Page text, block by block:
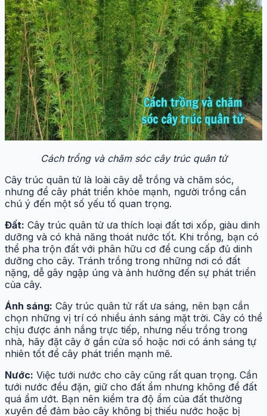
Cách trồng và chăm sóc cây trúc quân tử
Cây trúc quân tử là loài cây dễ trồng và chăm sóc,
nhưng để cây phát triển khỏe mạnh, người trồng cần
chú ý đến một số yếu tố quan trọng.
Đất: Cây trúc quân tử ưa thích loại đất tơi xốp, giàu dinh
dưỡng và có khả năng thoát nước tốt. Khi trồng, bạn có
thể pha trộn đất với phân hữu cơ để cung cấp đủ dinh
dưỡng cho cây. Tránh trồng trong những nơi có đất
nặng, dễ gây ngập úng và ảnh hưởng đến sự phát triển
của cây.
Ánh sáng: Cây trúc quân tử rất ưa sáng, nên bạn cần
chọn những vị trí có nhiều ánh sáng mặt trời. Cây có thể
chịu được ánh nắng trực tiếp, nhưng nếu trồng trong
nhà, hãy đặt cây ở gần cửa sổ hoặc nơi có ánh sáng tự
nhiên tốt để cây phát triển mạnh mẽ.
Nước: Việc tưới nước cho cây cũng rất quan trọng. Cần
tưới nước đều đặn, giữ cho đất ẩm nhưng không để đất
quá ẩm ướt. Bạn nên kiểm tra độ ẩm của đất thường
xuyên để đảm bảo cây không bị thiếu nước hoặc bị